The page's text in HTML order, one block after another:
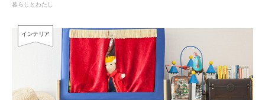
暮らしとわたし
インテリア